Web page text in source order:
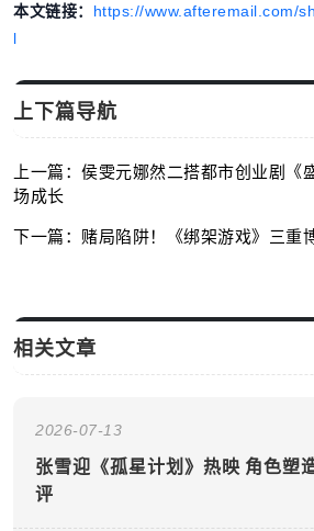
本文链接： https://www.afteremail.com/
l
上下篇导航
上一篇：侯雯元娜然二搭都市创业剧《
场成长
下一篇：赌局陷阱！《绑架游戏》三重
相关文章
2026-07-13
张雪迎《孤星计划》热映 角色塑
评